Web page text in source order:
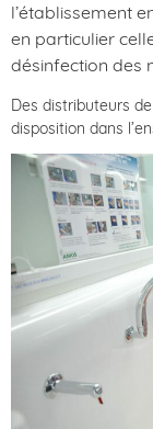
l’établissement
en particulier
désinfection des
Des distributeurs
disposition dans